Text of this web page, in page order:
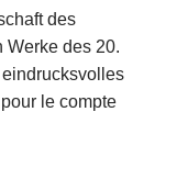
des
Werke des 20.
le compte